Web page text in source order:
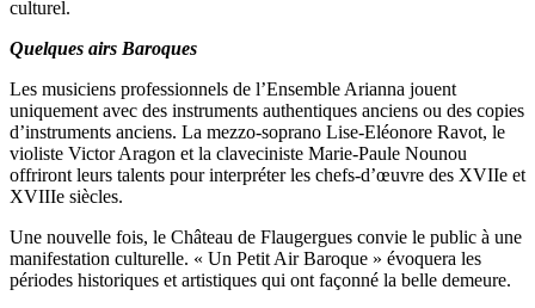
culturel.
Quelques airs Baroques
Les musiciens professionnels de l’Ensemble Arianna jouent
uniquement avec des instruments authentiques anciens ou des copies
d’instruments anciens. La mezzo-soprano Lise-Eléonore Ravot, le
violiste Victor Aragon et la claveciniste Marie-Paule Nounou
offriront leurs talents pour interpréter les chefs-d’œuvre des XVIIe et
XVIIIe siècles.
Une nouvelle fois, le Château de Flaugergues convie le public à une
manifestation culturelle. « Un Petit Air Baroque » évoquera les
périodes historiques et artistiques qui ont façonné la belle demeure.